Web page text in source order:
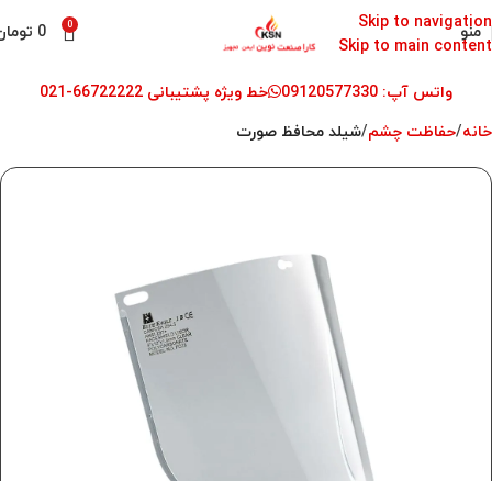
Skip to navigation
Skip to main content
منو 0
0
واتس آپ: 09120577330
خط ویژه پشتیبانی 66722222-021
خانه حفاظت چشم شیلد محافظ صورت